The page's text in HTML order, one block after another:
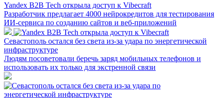
Yandex B2B Tech открыла доступ к Vibecraft
Разработчик предлагает 4000 нейрокредитов для тестирования
ИИ-сервиса по созданию сайтов и веб-приложений
Севастополь остался без света из-за удара по энергетической
инфраструктуре
Людям посоветовали беречь заряд мобильных телефонов и
использовать их только для экстренной связи